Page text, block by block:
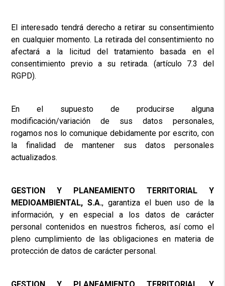
El interesado tendrá derecho a retirar su consentimiento
en cualquier momento. La retirada del consentimiento no
afectará a la licitud del tratamiento basada en el
consentimiento previo a su retirada. (artículo 7.3 del
RGPD).
En el supuesto de producirse alguna
modificación/variación de sus datos personales,
rogamos nos lo comunique debidamente por escrito, con
la finalidad de mantener sus datos personales
actualizados.
GESTION Y PLANEAMIENTO TERRITORIAL Y
MEDIOAMBIENTAL, S.A., garantiza el buen uso de la
información, y en especial a los datos de carácter
personal contenidos en nuestros ficheros, así como el
pleno cumplimiento de las obligaciones en materia de
protección de datos de carácter personal.